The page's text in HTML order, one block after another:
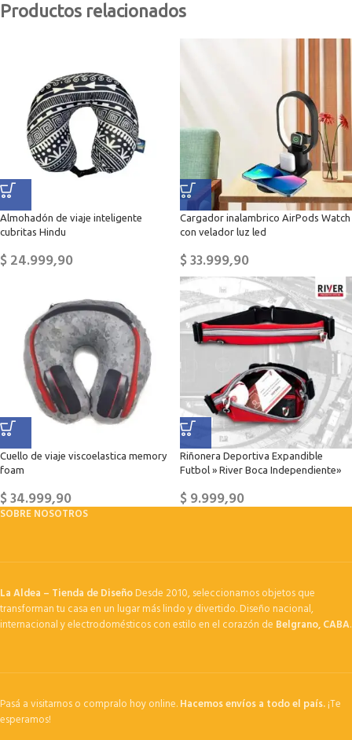
Productos relacionados
Almohadón de viaje inteligente
cubritas Hindu
$24.999,90
Cargador inalambrico AirPods Watch
con velador luz led
$33.999,90
Cuello de viaje viscoelastica memory
foam
$34.999,90
Riñonera Deportiva Expandible
Futbol » River Boca Independiente»
$9.999,90
SOBRE NOSOTROS
La Aldea – Tienda de DiseñoDesde 2010, seleccionamos objetos que
transforman tu casa en un lugar más lindo y divertido. Diseño nacional,
internacional y electrodomésticos con estilo en el corazón de Belgrano, CABA.
Pasá a visitarnos o compralo hoy online.Hacemos envíos a todo el país.¡Te
esperamos!